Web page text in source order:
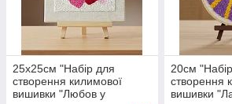
25x25см "Набір для
створення килимової
вишивки "Любов у
20см
створення
вишивки